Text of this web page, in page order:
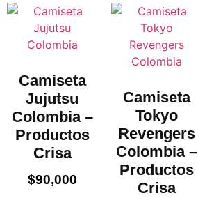
Camiseta
Jujutsu
Colombia –
Productos
Crisa
$90,000
Camiseta
Tokyo
Revengers
Colombia –
Productos
Crisa